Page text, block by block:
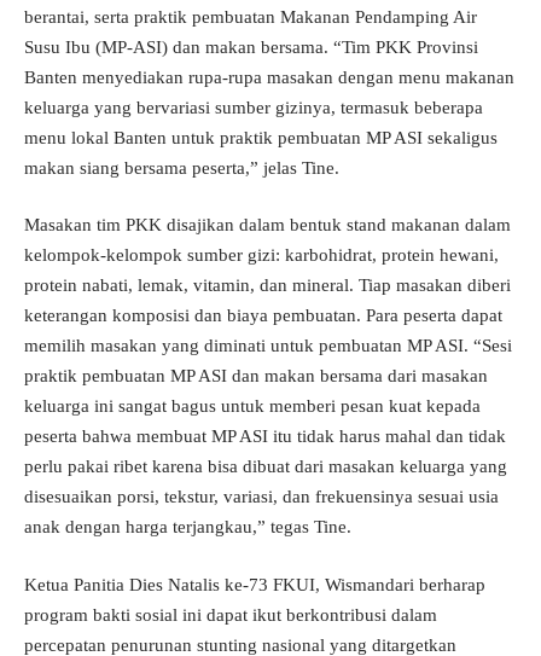
berantai, serta praktik pembuatan Makanan Pendamping Air
Susu Ibu (MP-ASI) dan makan bersama. “Tim PKK Provinsi
Banten menyediakan rupa-rupa masakan dengan menu makanan
keluarga yang bervariasi sumber gizinya, termasuk beberapa
menu lokal Banten untuk praktik pembuatan MP ASI sekaligus
makan siang bersama peserta,” jelas Tine.
Masakan tim PKK disajikan dalam bentuk stand makanan dalam
kelompok-kelompok sumber gizi: karbohidrat, protein hewani,
protein nabati, lemak, vitamin, dan mineral. Tiap masakan diberi
keterangan komposisi dan biaya pembuatan. Para peserta dapat
memilih masakan yang diminati untuk pembuatan MP ASI. “Sesi
praktik pembuatan MP ASI dan makan bersama dari masakan
keluarga ini sangat bagus untuk memberi pesan kuat kepada
peserta bahwa membuat MP ASI itu tidak harus mahal dan tidak
perlu pakai ribet karena bisa dibuat dari masakan keluarga yang
disesuaikan porsi, tekstur, variasi, dan frekuensinya sesuai usia
anak dengan harga terjangkau,” tegas Tine.
Ketua Panitia Dies Natalis ke-73 FKUI, Wismandari berharap
program bakti sosial ini dapat ikut berkontribusi dalam
percepatan penurunan stunting nasional yang ditargetkan